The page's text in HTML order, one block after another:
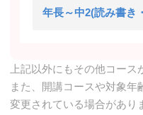
年長～中2(読み書き
上記以外にもその他コース
また、開講コースや対象年
変更されている場合があり